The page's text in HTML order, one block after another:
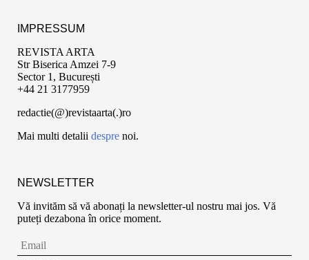
IMPRESSUM
REVISTA ARTA
Str Biserica Amzei 7-9
Sector 1, București
+44 21 3177959
redactie(@)revistaarta(.)ro
Mai multi detalii despre noi.
NEWSLETTER
Vă invităm să vă abonați la newsletter-ul nostru mai jos. Vă
puteți dezabona în orice moment.